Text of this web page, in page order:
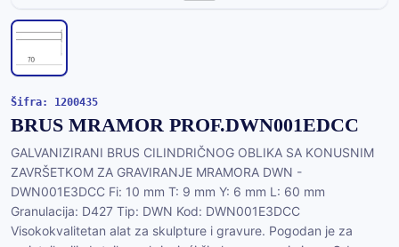
Šifra: 1200435
BRUS MRAMOR PROF.DWN001EDCC
GALVANIZIRANI BRUS CILINDRIČNOG OBLIKA SA KONUSNIM
ZAVRŠETKOM ZA GRAVIRANJE MRAMORA DWN -
DWN001E3DCC Fi: 10 mm T: 9 mm Y: 6 mm L: 60 mm
Granulacija: D427 Tip: DWN Kod: DWN001E3DCC
Visokokvalitetan alat za skulpture i gravure. Pogodan je za